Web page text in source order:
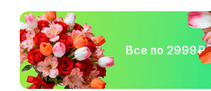
Все по 2999₽